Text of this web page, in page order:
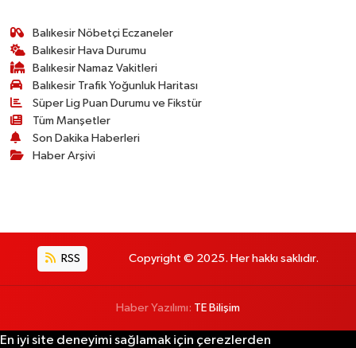
Balıkesir Nöbetçi Eczaneler
Balıkesir Hava Durumu
Balıkesir Namaz Vakitleri
Balıkesir Trafik Yoğunluk Haritası
Süper Lig Puan Durumu ve Fikstür
Tüm Manşetler
Son Dakika Haberleri
Haber Arşivi
RSS Copyright © 2025. Her hakkı saklıdır.
Haber Yazılımı: TE Bilişim
En iyi site deneyimi sağlamak için çerezlerden
TARİHTE BUGÜN
TEKNOLOJİ
Trend
YAŞAM